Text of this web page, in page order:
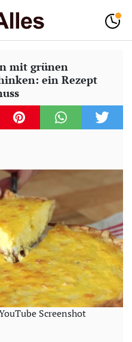
mit grünen
ein Rezept
Screenshot